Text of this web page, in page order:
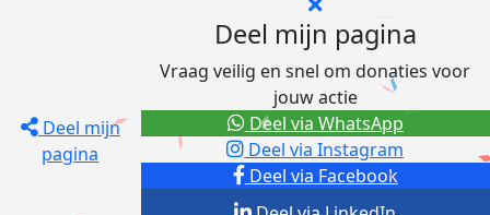
Deel mijn
pagina
Deel mijn pagina
Vraag veilig en snel om donaties voor
jouw actie
Deel via Facebook
Deel via Instagram
Deel via WhatsApp